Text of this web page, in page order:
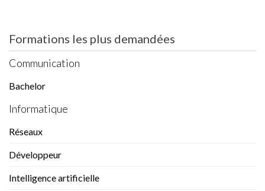
Formations les plus demandées
Communication
Bachelor
Informatique
Réseaux
Développeur
Intelligence artificielle